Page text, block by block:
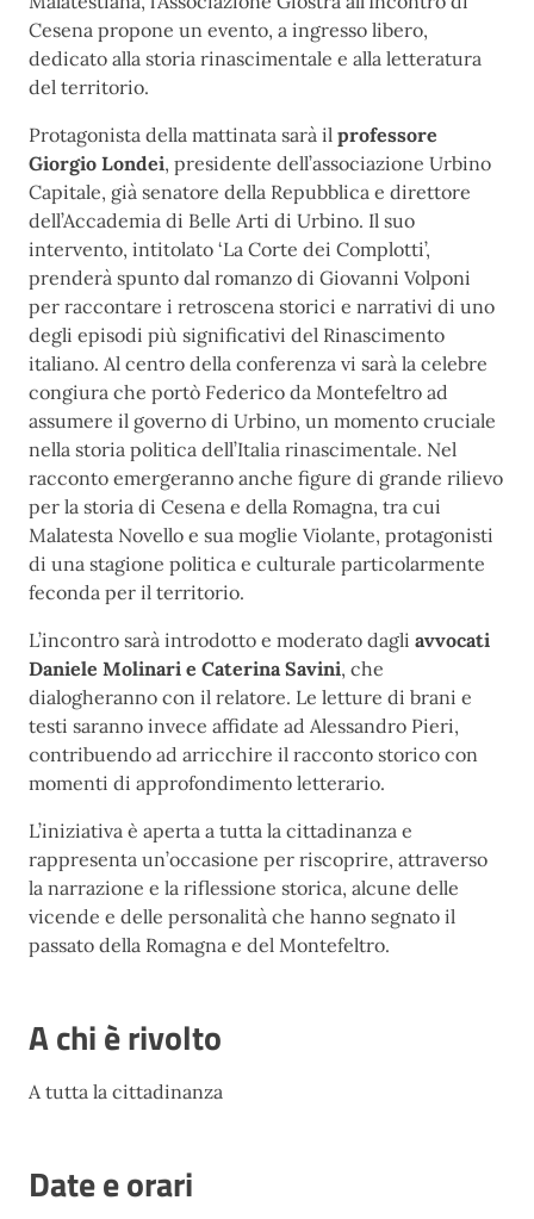
Cesena propone un evento, a ingresso libero,
dedicato alla storia rinascimentale e alla letteratura
del territorio.
Protagonista della mattinata sarà il professore
Giorgio Londei, presidente dell’associazione Urbino
Capitale, già senatore della Repubblica e direttore
dell’Accademia di Belle Arti di Urbino. Il suo
intervento, intitolato ‘La Corte dei Complotti’,
prenderà spunto dal romanzo di Giovanni Volponi
per raccontare i retroscena storici e narrativi di uno
degli episodi più significativi del Rinascimento
italiano. Al centro della conferenza vi sarà la celebre
congiura che portò Federico da Montefeltro ad
assumere il governo di Urbino, un momento cruciale
nella storia politica dell’Italia rinascimentale. Nel
racconto emergeranno anche figure di grande rilievo
per la storia di Cesena e della Romagna, tra cui
Malatesta Novello e sua moglie Violante, protagonisti
di una stagione politica e culturale particolarmente
feconda per il territorio.
L’incontro sarà introdotto e moderato dagli avvocati
Daniele Molinari e Caterina Savini, che
dialogheranno con il relatore. Le letture di brani e
testi saranno invece affidate ad Alessandro Pieri,
contribuendo ad arricchire il racconto storico con
momenti di approfondimento letterario.
L’iniziativa è aperta a tutta la cittadinanza e
rappresenta un’occasione per riscoprire, attraverso
la narrazione e la riflessione storica, alcune delle
vicende e delle personalità che hanno segnato il
passato della Romagna e del Montefeltro.
A chi è rivolto
A tutta la cittadinanza
Date e orari